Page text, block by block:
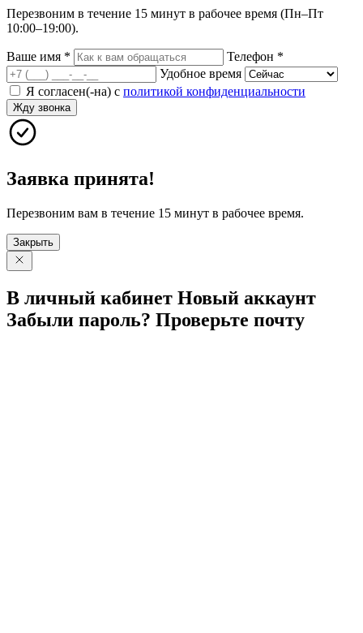
Перезвоним в течение 15 минут в рабочее время (Пн–Пт
10:00–19:00).
Ваше имя * Телефон *
Удобное время
Я согласен(-на) с политикой конфиденциальности
Жду звонка
Заявка принята!
Перезвоним вам в течение 15 минут в рабочее время.
Закрыть
В личный кабинет Новый аккаунт
Забыли пароль? Проверьте почту